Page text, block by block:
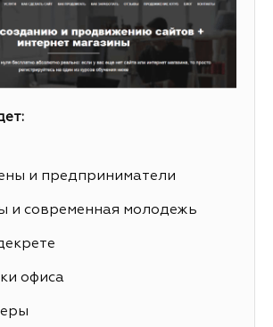
и предприниматели
и современная молодежь
офиса